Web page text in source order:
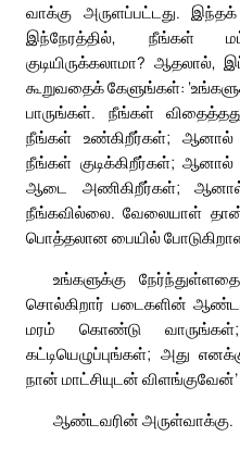
வாக்கு அருளப்பட்டது.
இந்நேரத்தில், நீங்கள்
குடியிருக்கலாமா?
கூறுவதைக் கேளுங்கள்:
பாருங்கள். நீங்கள்
நீங்கள் உண்கிறீர்கள்; ஆனால்
நீங்கள் குடிக்கிறீர்கள்;
ஆடை அணிகிறீர்கள்; ஆனால்
நீங்கவில்லை. வேலையாள்
பொத்தலான பையில்
உங்களுக்கு
சொல்கிறார் படைகளின்
மரம் கொண்டு
கட்டியெழுப்புங்கள்; அது
நான் மாட்சியுடன்
ஆண்டவரின் அருள்வாக்கு.